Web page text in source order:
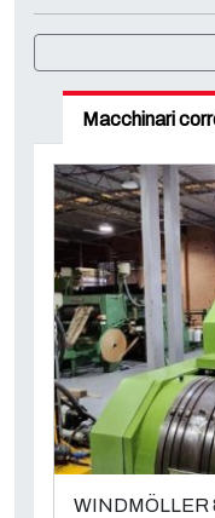
Macchinari
WINDMÖLLER